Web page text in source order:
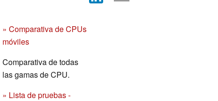
» Comparativa de CPUs
móviles
Comparativa de todas
las gamas de CPU.
» Lista de pruebas -